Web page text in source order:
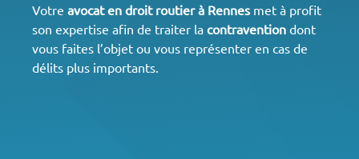
Votre avocat en droit routier à Rennes met à profit
son expertise afin de traiter la contravention dont
vous faites l’objet ou vous représenter en cas de
délits plus importants.